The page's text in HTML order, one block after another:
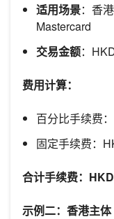
适用场景：香
Mastercard
交易金额：
费用计算：
百分比手续费
固定手续费：
合计手续费：
示例二：香港主体